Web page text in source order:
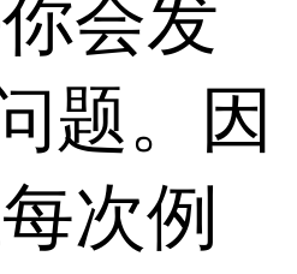
会发
题。因
次例